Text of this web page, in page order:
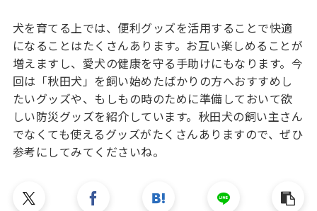
犬を育てる上では、便利グッズを活用することで快適
になることはたくさんあります。お互い楽しめることが
増えますし、愛犬の健康を守る手助けにもなります。今
回は「秋田犬」を飼い始めたばかりの方へおすすめし
たいグッズや、もしもの時のために準備しておいて欲
しい防災グッズを紹介しています。秋田犬の飼い主さん
でなくても使えるグッズがたくさんありますので、ぜひ
参考にしてみてくださいね。